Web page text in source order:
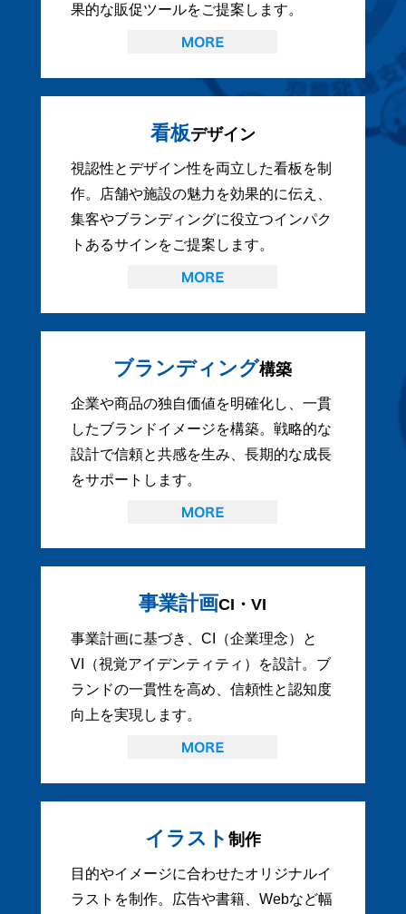
果的な販促ツールをご提案します。
看板デザイン
視認性とデザイン性を両立した看板を制
作。店舗や施設の魅力を効果的に伝え、
集客やブランディングに役立つインパク
トあるサインをご提案します。
ブランディング構築
企業や商品の独自価値を明確化し、一貫
したブランドイメージを構築。戦略的な
設計で信頼と共感を生み、長期的な成長
をサポートします。
事業計画CI・VI
事業計画に基づき、CI（企業理念）と
VI（視覚アイデンティティ）を設計。ブ
ランドの一貫性を高め、信頼性と認知度
向上を実現します。
イラスト 制作
目的やイメージに合わせたオリジナルイ
ラストを制作。広告や書籍、Webなど幅